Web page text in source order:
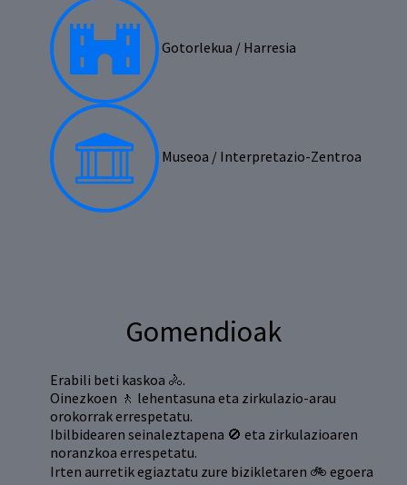
Gotorlekua / Harresia
Museoa / Interpretazio-Zentroa
Gomendioak
Erabili beti kaskoa 🚴.
Oinezkoen 🚶 lehentasuna eta zirkulazio-arau
orokorrak errespetatu.
Ibilbidearen seinaleztapena 🚫 eta zirkulazioaren
noranzkoa errespetatu.
Irten aurretik egiaztatu zure bizikletaren 🚲 egoera